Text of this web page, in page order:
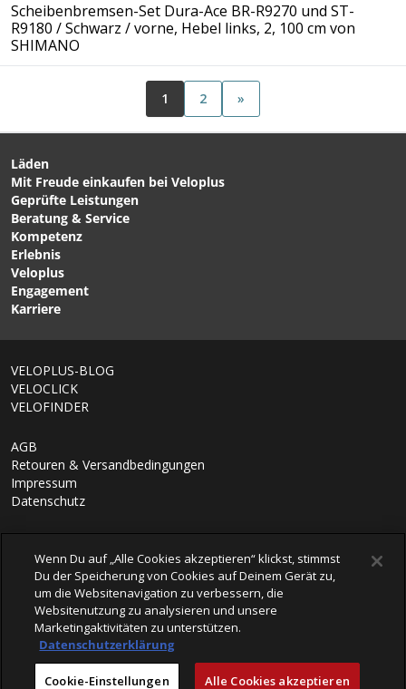
Scheibenbremsen-Set Dura-Ace BR-R9270 und ST-
R9180 / Schwarz / vorne, Hebel links, 2, 100 cm von
SHIMANO
1 2 »
Läden
Mit Freude einkaufen bei Veloplus
Geprüfte Leistungen
Beratung & Service
Kompetenz
Erlebnis
Veloplus
Engagement
Karriere
VELOPLUS-BLOG
VELOCLICK
VELOFINDER
AGB
Retouren & Versandbedingungen
Impressum
Datenschutz
powered by polynorm
Wenn Du auf „Alle Cookies akzeptieren“ klickst, stimmst
Du der Speicherung von Cookies auf Deinem Gerät zu,
um die Websitenavigation zu verbessern, die
Websitenutzung zu analysieren und unsere
Marketingaktivitäten zu unterstützen.
Datenschutzerklärung
Cookie-Einstellungen Alle Cookies akzeptieren